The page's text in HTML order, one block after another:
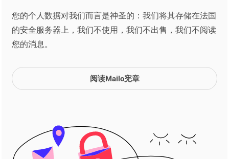
您的个人数据对我们而言是神圣的：我们将其存储在法国
的安全服务器上，我们不使用，我们不出售，我们不阅读
您的消息。
阅读Mailo宪章